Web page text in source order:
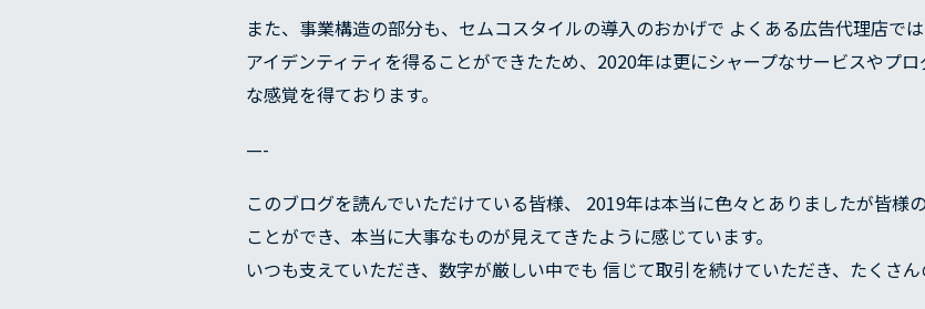
また、事業構造の部分も、セムコスタイルの導入のおかげで よくある広告代理店で
アイデンティティを得ることができたため、2020年は更にシャープなサービスやプ
な感覚を得ております。
—-
このブログを読んでいただけている皆様、 2019年は本当に色々とありましたが皆様
ことができ、本当に大事なものが見えてきたように感じています。
いつも支えていただき、数字が厳しい中でも 信じて取引を続けていただき、たくさ